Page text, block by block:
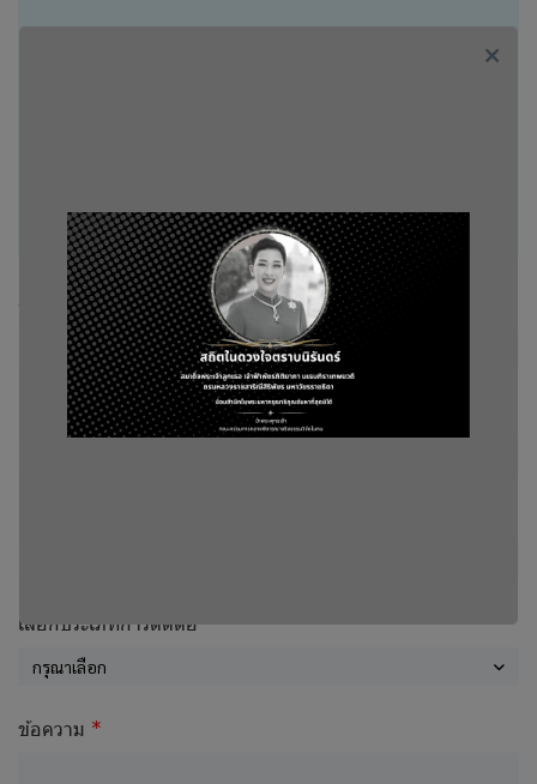
ชื่อ
เลือกประเภทการติดต่อ
กรุณาเลือก
ข้อความ